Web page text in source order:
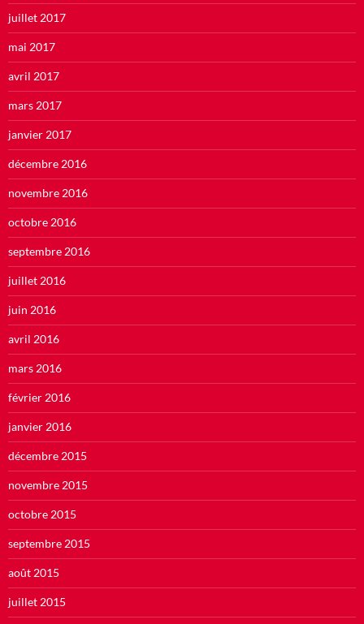
juillet 2017
mai 2017
avril 2017
mars 2017
janvier 2017
décembre 2016
novembre 2016
octobre 2016
septembre 2016
juillet 2016
juin 2016
avril 2016
mars 2016
février 2016
janvier 2016
décembre 2015
novembre 2015
octobre 2015
septembre 2015
août 2015
juillet 2015